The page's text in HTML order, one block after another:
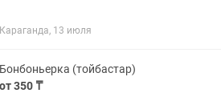
Караганда, 13 июля
Бонбоньерка (тойбастар)
от 350 ₸